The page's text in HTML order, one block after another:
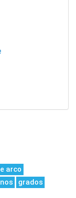
arco
grados